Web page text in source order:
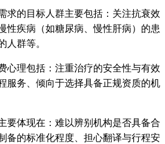
求的目标人群主要包括：关注抗衰效
性疾病（如糖尿病、慢性肝病）的患
人群等。
心理包括：注重治疗的安全性与有效
服务、倾向于选择具备正规资质的机
要体现在：难以辨别机构是否具备合
备的标准化程度、担心翻译与行程安